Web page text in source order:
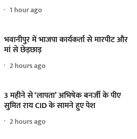
1 hour ago
भवानीपुर में भाजपा कार्यकर्ता से मारपीट और
मां से छेड़छाड़
2 hours ago
3 महीने से ‘लापता’ अभिषेक बनर्जी के पीए
सुमित राय CID के सामने हुए पेश
2 hours ago